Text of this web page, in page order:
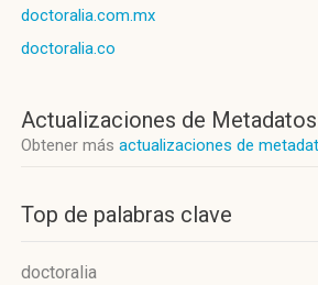
doctoralia.com.mx
doctoralia.co
Actualizaciones de Metadatos
Obtener más actualizaciones de
Top de palabras clave
doctoralia